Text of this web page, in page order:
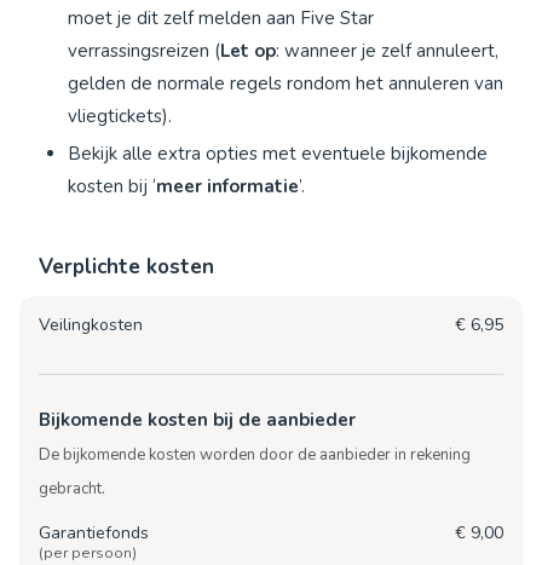
moet je dit zelf melden aan Five Star
verrassingsreizen (Let op: wanneer je zelf annuleert,
gelden de normale regels rondom het annuleren van
vliegtickets).
Bekijk alle extra opties met eventuele bijkomende
kosten bij ‘meer informatie’.
Verplichte kosten
Veilingkosten € 6,95
Bijkomende kosten bij de aanbieder
De bijkomende kosten worden door de aanbieder in rekening
gebracht.
Garantiefonds
(per persoon)
€ 9,00